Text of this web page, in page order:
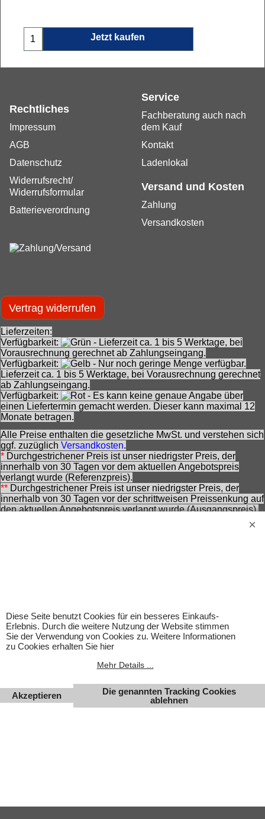
Jetzt kaufen
Futaba R3008SB 2,4 GHz T-FHSS
Jetzt kaufen
Service
Fachberatung auch nach
dem Kauf
Kontakt
Ladenlokal
Rechtliches
Impressum
AGB
Datenschutz
Widerrufsrecht/
Widerrufsformular
Batterieverordnung
Versand und Kosten
Zahlung
Versandkosten
Vertrag widerrufen
Lieferzeiten:
Verfügbarkeit:
- Lieferzeit ca. 1 bis 5 Werktage, bei
Vorausrechnung gerechnet ab Zahlungseingang.
Verfügbarkeit:
- Nur noch geringe Menge verfügbar.
Lieferzeit ca. 1 bis 5 Werktage, bei Vorausrechnung gerechnet
ab Zahlungseingang.
Verfügbarkeit:
- Es kann keine genaue Angabe über
einen Liefertermin gemacht werden. Dieser kann maximal 12
Monate betragen.
Alle Preise enthalten die gesetzliche MwSt. und verstehen sich
ggf. zuzüglich Versandkosten.
* Durchgestrichener Preis ist unser niedrigster Preis, der
innerhalb von 30 Tagen vor dem aktuellen Angebotspreis
verlangt wurde (Referenzpreis).
** Durchgestrichener Preis ist unser niedrigster Preis, der
innerhalb von 30 Tagen vor der schrittweisen Preissenkung auf
den aktuellen Angebotspreis verlangt wurde (Ausgangspreis).
Preisempfehlung des Herstellers zzt. der Angebotserstellung.
werden. Abbildungen können ähnlich sein. Abgebildetes
Zubehör gehört nicht zum Lieferumfang. Eingetragene
Warenzeichen und Logos sind Eigentum des jeweiligen
Inhabers.
Änderungen, Irrtümer und Zwischenverkauf vorbehalten.
Diese Seite benutzt Cookies für ein besseres Einkaufs-
Erlebnis. Durch die weitere Nutzung der Website stimmen
Sie der Verwendung von Cookies zu. Weitere Informationen
zu Cookies erhalten Sie hier
Mehr Details ...
Akzeptieren
Die genannten Tracking Cookies
ablehnen